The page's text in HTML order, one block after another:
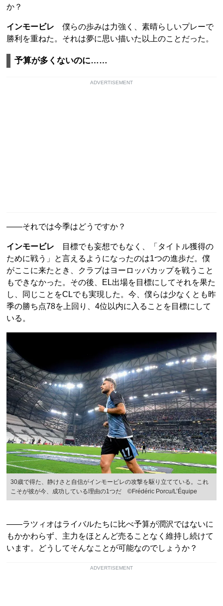
か？
インモービレ 僕らの歩みは力強く、素晴らしいプレーで
勝利を重ねた。それは夢に思い描いた以上のことだった。
予算が多くないのに……
ADVERTISEMENT
――それでは今季はどうですか？
インモービレ 目標でも妄想でもなく、「タイトル獲得の
ために戦う」と言えるようになったのは1つの進歩だ。僕
がここに来たとき、クラブはヨーロッパカップを戦うこと
もできなかった。その後、EL出場を目標にしてそれを果た
し、同じことをCLでも実現した。今、僕らは少なくとも昨
季の勝ち点78を上回り、4位以内に入ることを目標にして
いる。
30歳で得た、静けさと自信がインモービレの攻撃を駆り立てている。これ
こそが彼が今、成功している理由の1つだ ©Frédéric Porcu/L’Équipe
――ラツィオはライバルたちに比べ予算が潤沢ではないに
もかかわらず、主力をほとんど売ることなく維持し続けて
います。どうしてそんなことが可能なのでしょうか？
ADVERTISEMENT